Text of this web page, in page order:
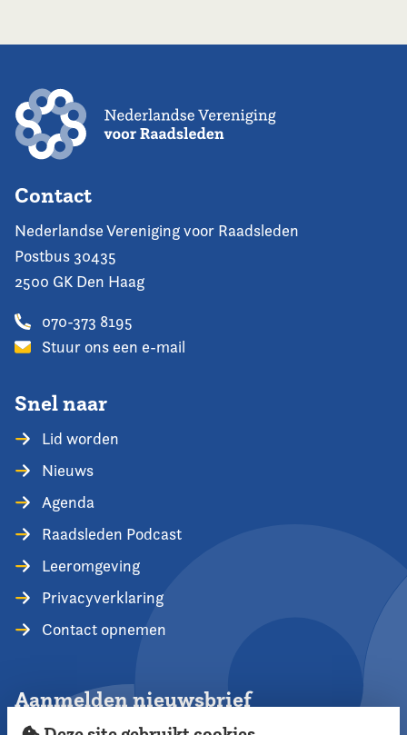
Contact
Nederlandse Vereniging voor Raadsleden
Postbus 30435
2500 GK Den Haag
070-373 8195
Stuur ons een e-mail
Snel naar
Lid worden
Nieuws
Agenda
Raadsleden Podcast
Leeromgeving
Privacyverklaring
Contact opnemen
Aanmelden nieuwsbrief